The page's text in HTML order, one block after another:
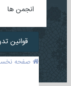
انجمن ها
قوانین
صفحه